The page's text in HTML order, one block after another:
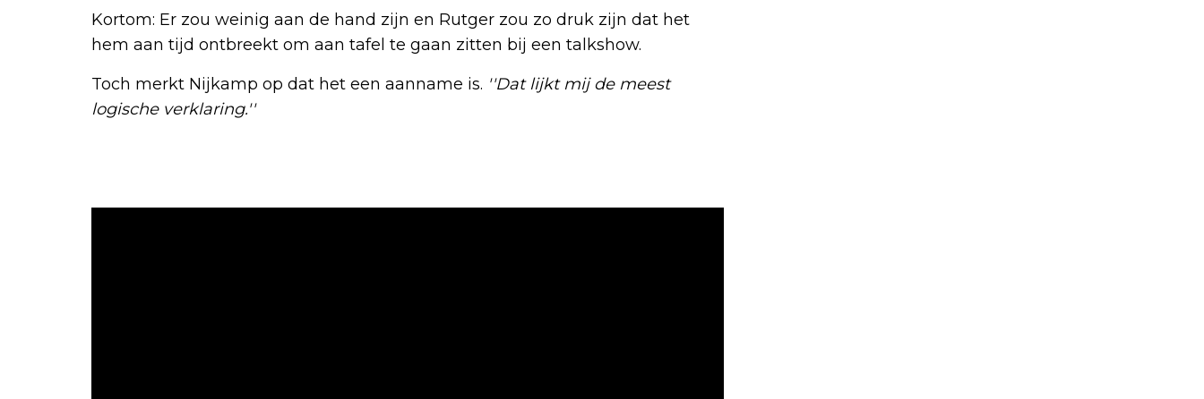
Kortom: Er zou weinig aan de hand zijn en Rutger zou zo druk zijn dat het
hem aan tijd ontbreekt om aan tafel te gaan zitten bij een talkshow.
Toch merkt Nijkamp op dat het een aanname is. ''Dat lijkt mij de meest
logische verklaring.''